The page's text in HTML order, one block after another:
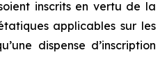
inscrits en vertu de la
applicables sur les
dispense d’inscription